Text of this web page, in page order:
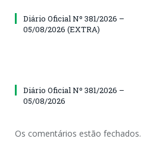
Diário Oficial Nº 381/2026 –
05/08/2026 (EXTRA)
Diário Oficial Nº 381/2026 –
05/08/2026
Os comentários estão fechados.